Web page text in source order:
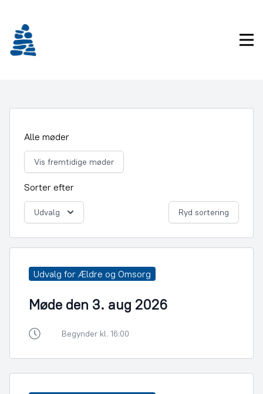
indhold
Alle møder
Vis fremtidige møder
Sorter efter
Udvalg Ryd sortering
Udvalg for Ældre og Omsorg
Møde den 3. aug 2026
Begynder kl. 16:00